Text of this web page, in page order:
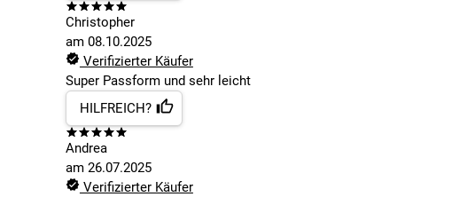
Christopher
am 08.10.2025
Verifizierter Käufer
Super Passform und sehr leicht
HILFREICH?
Andrea
am 26.07.2025
Verifizierter Käufer